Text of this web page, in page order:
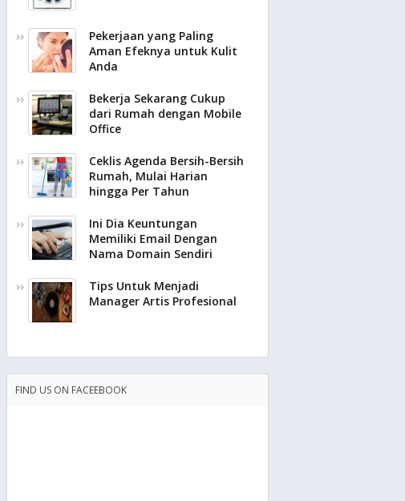
Pekerjaan yang Paling
Aman Efeknya untuk Kulit
Anda
Bekerja Sekarang Cukup
dari Rumah dengan Mobile
Office
Ceklis Agenda Bersih-Bersih
Rumah, Mulai Harian
hingga Per Tahun
Ini Dia Keuntungan
Memiliki Email Dengan
Nama Domain Sendiri
Tips Untuk Menjadi
Manager Artis Profesional
FIND US ON FACEEBOOK